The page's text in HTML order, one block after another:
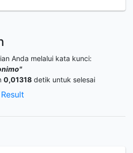
Anda melalui kata kunci:
0,01318 detik untuk selesai